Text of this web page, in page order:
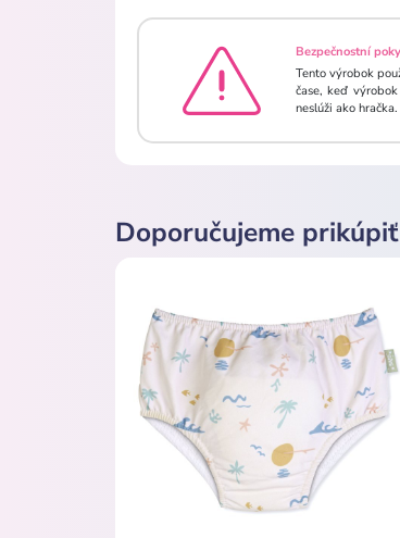
Bezpečnostní
Tento výrobok
čase, keď
neslúži ako
Doporučujeme prikúpiť